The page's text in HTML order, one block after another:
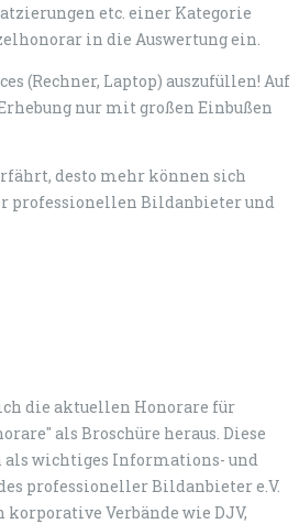
etc. einer Kategorie
in die Auswertung ein.
(Rechner, Laptop) auszufüllen! Auf
nur mit großen Einbußen
desto mehr können sich
professionellen Bildanbieter und
die aktuellen Honorare für
als Broschüre heraus. Diese
wichtiges Informations- und
professioneller Bildanbieter e.V.
Verbände wie DJV,